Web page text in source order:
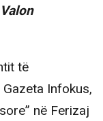
të
Infokus,
në Ferizaj